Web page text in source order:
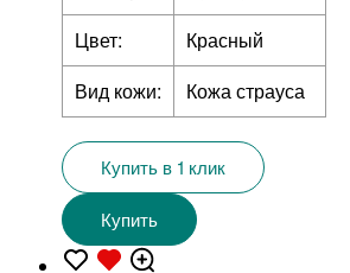
Цвет:
Красный
Вид кожи:
Кожа страуса
Купить в 1 клик
Купить